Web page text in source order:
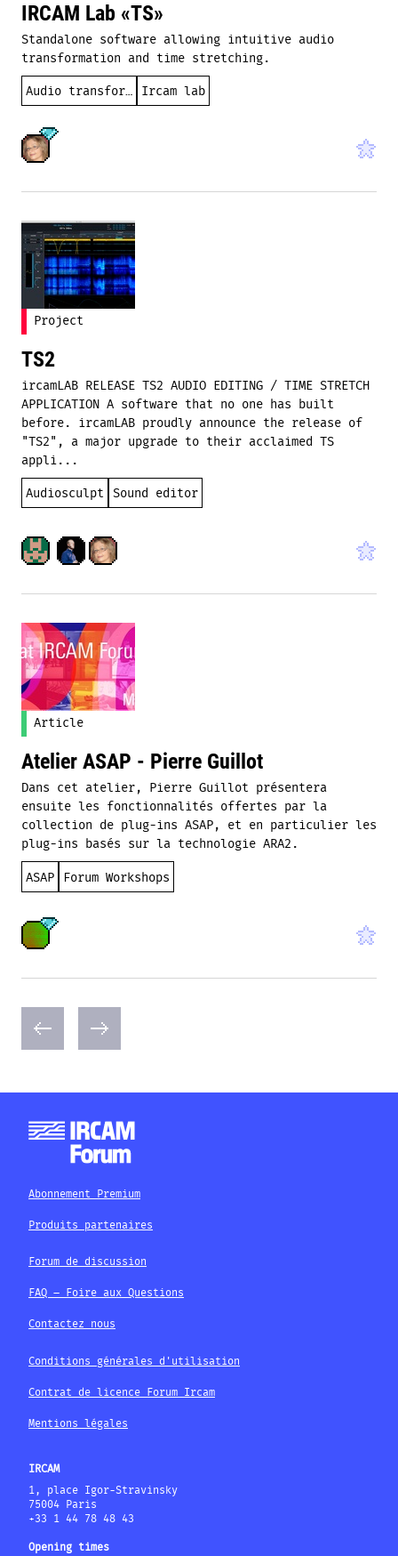
IRCAM Lab «TS»
Standalone software allowing intuitive audio
transformation and time stretching.
Audio transformation Ircam lab
Project
TS2
ircamLAB RELEASE TS2 AUDIO EDITING / TIME STRETCH
APPLICATION A software that no one has built
before. ircamLAB proudly announce the release of
"TS2", a major upgrade to their acclaimed TS
appli...
Audiosculpt Sound editor
Article
Atelier ASAP - Pierre Guillot
Dans cet atelier, Pierre Guillot présentera
ensuite les fonctionnalités offertes par la
collection de plug-ins ASAP, et en particulier les
plug-ins basés sur la technologie ARA2.
ASAP Forum Workshops
Abonnement Premium
Produits partenaires
Forum de discussion
FAQ – Foire aux Questions
Contactez nous
Conditions générales d'utilisation
Contrat de licence Forum Ircam
Mentions légales
IRCAM
1, place Igor-Stravinsky
75004 Paris
+33 1 44 78 48 43
Opening times